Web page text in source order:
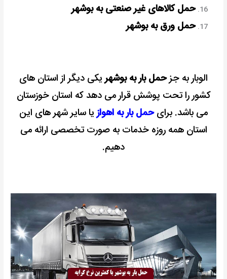
حمل کالاهای غیر صنعتی به بوشهر
حمل ورق به بوشهر
الوبار به جزحمل بار به بوشهریکی دیگر از استان های
کشور را تحت پوشش قرار می دهد که استان خوزستان
می باشد. برایحمل بار به اهواز یا سایر شهر های این
استان همه روزه خدمات به صورت تخصصی ارائه می
دهیم.